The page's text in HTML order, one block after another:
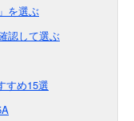
を選ぶ
認して選ぶ
すめ15選